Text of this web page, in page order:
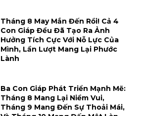
Tháng 8 May Mắn Đến Rồi! Cả 4
Con Giáp Đều Đã Tạo Ra Ảnh
Hưởng Tích Cực Với Nỗ Lực Của
Mình, Lần Lượt Mang Lại Phước
Lành
Ba Con Giáp Phát Triển Mạnh Mẽ:
Tháng 8 Mang Lại Niềm Vui,
Tháng 9 Mang Đến Sự Thoải Mái,